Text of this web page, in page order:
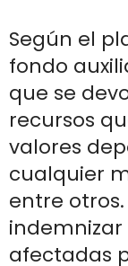
Según el
fondo
que se
recursos
valores
cualquier
entre
afectadas